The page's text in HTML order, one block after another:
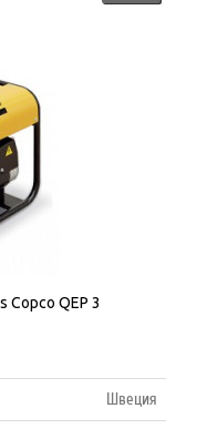
Copco QEP 3
Швеция